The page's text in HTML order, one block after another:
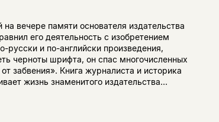
вечере памяти основателя издательства
его деятельность с изобретением
русски и по-английски произведения,
черноты шрифта, он спас многочисленных
забвения». Книга журналиста и историка
жизнь знаменитого издательства...